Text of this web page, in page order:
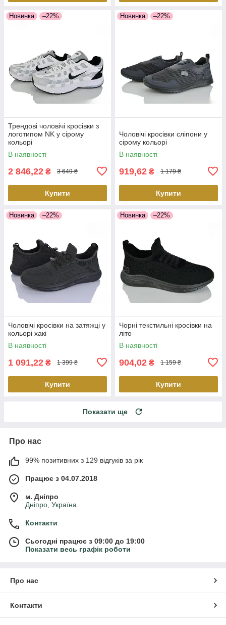
Новинка –22%
Трендові чоловічі кросівки з
логотипом NK у сірому
кольорі
В наявності
2 846,22 ₴ 3 649 ₴
Купити
Новинка –22%
Чоловічі кросівки сліпони у
сірому кольорі
В наявності
919,62 ₴ 1 179 ₴
Купити
Новинка –22%
Чоловічі кросівки на затяжці у
кольорі хакі
В наявності
1 091,22 ₴ 1 399 ₴
Купити
Новинка –22%
Чорні текстильні кросівки на
літо
В наявності
904,02 ₴ 1 159 ₴
Купити
Показати ще
Про нас
99% позитивних з 129 відгуків за рік
Працює з 04.07.2018
м. Дніпро
Дніпро, Україна
Контакти
Сьогодні працює з 09:00 до 19:00
Показати весь графік роботи
Про нас
Контакти